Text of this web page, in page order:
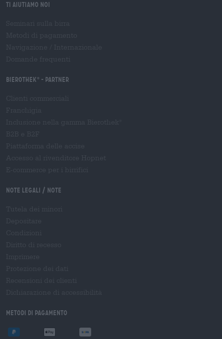
Ti aiutiamo noi
Bierothek - Partner
Note legali / Note
Metodi di pagamento